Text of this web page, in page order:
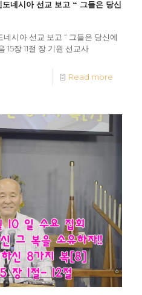
네시아 선교 보고 “ 그들은 당신
시아 선교 보고 “ 그들은 당신에
15장 11절 장 기원 선교사
Read more